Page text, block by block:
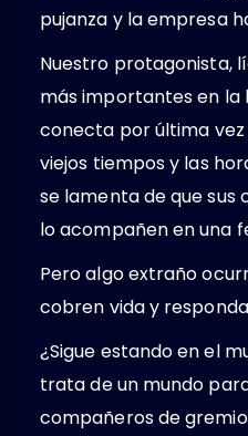
pujanza y la empresa
Nuestro protagonista,
más importantes en la
conecta por última
viejos tiempos y las
se lamenta de que sus
lo acompañen en una
Pero algo extraño
cobren vida y
¿Sigue estando en el
trata de un mundo
compañeros de